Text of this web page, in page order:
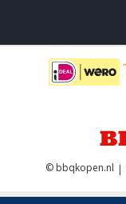
© bbqkopen.nl